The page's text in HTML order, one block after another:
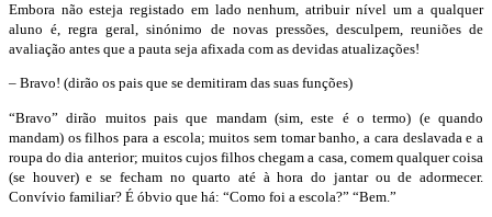
Embora não esteja registado em lado nenhum, atribuir nível um a qualquer
aluno é, regra geral, sinónimo de novas pressões, desculpem, reuniões de
avaliação antes que a pauta seja afixada com as devidas atualizações!
– Bravo! (dirão os pais que se demitiram das suas funções)
“Bravo” dirão muitos pais que mandam (sim, este é o termo) (e quando
mandam) os filhos para a escola; muitos sem tomar banho, a cara deslavada e a
roupa do dia anterior; muitos cujos filhos chegam a casa, comem qualquer coisa
(se houver) e se fecham no quarto até à hora do jantar ou de adormecer.
Convívio familiar? É óbvio que há: “Como foi a escola?” “Bem.”